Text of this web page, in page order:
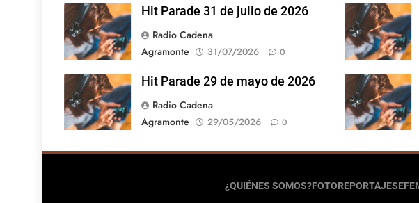
Hit Parade 31 de julio de 2026
Radio Cadena
Agramonte
31/07/2026 0
Hit Parade 29 de mayo de 2026
Radio Cadena
Agramonte
29/05/2026 0
¿QUIÉNES SOMOS?FOTOREPORTAJES